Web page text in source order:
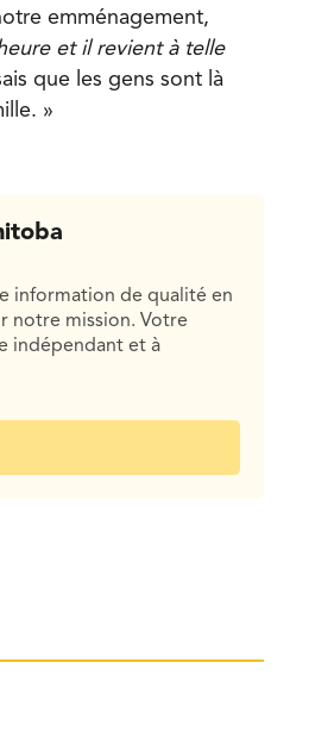
emménagement,
et il revient à telle
que les gens sont là
»
information de qualité en
notre mission. Votre
indépendant et à